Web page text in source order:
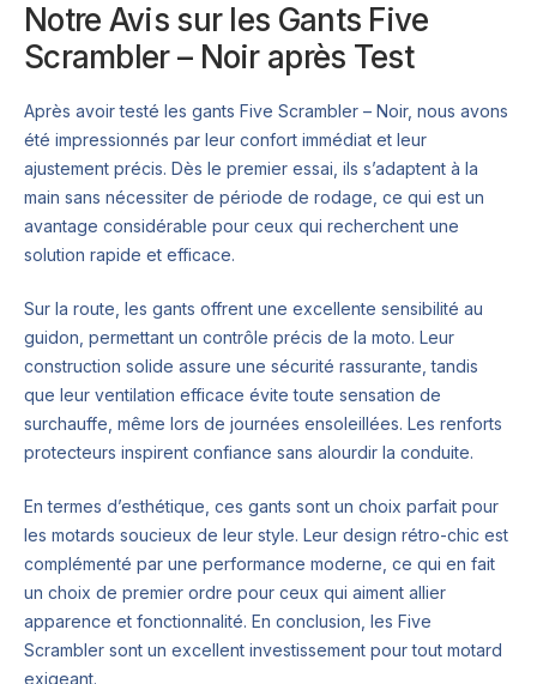
Notre Avis sur les Gants Five
Scrambler – Noir après Test
Après avoir testé les gants Five Scrambler – Noir, nous avons
été impressionnés par leur confort immédiat et leur
ajustement précis. Dès le premier essai, ils s’adaptent à la
main sans nécessiter de période de rodage, ce qui est un
avantage considérable pour ceux qui recherchent une
solution rapide et efficace.
Sur la route, les gants offrent une excellente sensibilité au
guidon, permettant un contrôle précis de la moto. Leur
construction solide assure une sécurité rassurante, tandis
que leur ventilation efficace évite toute sensation de
surchauffe, même lors de journées ensoleillées. Les renforts
protecteurs inspirent confiance sans alourdir la conduite.
En termes d’esthétique, ces gants sont un choix parfait pour
les motards soucieux de leur style. Leur design rétro-chic est
complémenté par une performance moderne, ce qui en fait
un choix de premier ordre pour ceux qui aiment allier
apparence et fonctionnalité. En conclusion, les Five
Scrambler sont un excellent investissement pour tout motard
exigeant.